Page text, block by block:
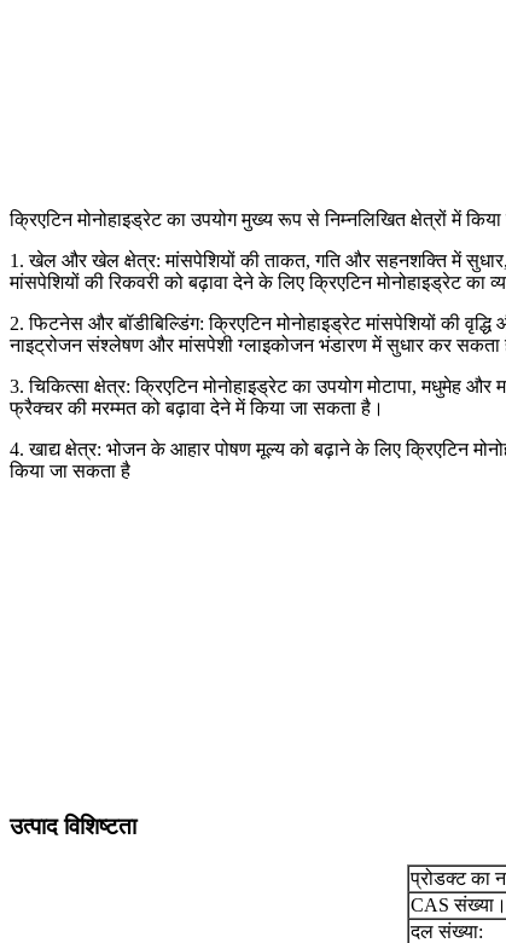
क्रिएटिन मोनोहाइड्रेट का उपयोग मुख्य रूप से निम्नलिखित क्षेत्रों में किया
1. खेल और खेल क्षेत्र: मांसपेशियों की ताकत, गति और सहनशक्ति में
मांसपेशियों की रिकवरी को बढ़ावा देने के लिए क्रिएटिन मोनोहाइड्रेट का
2. फिटनेस और बॉडीबिल्डिंग: क्रिएटिन मोनोहाइड्रेट मांसपेशियों की
नाइट्रोजन संश्लेषण और मांसपेशी ग्लाइकोजन भंडारण में सुधार कर सकता
3. चिकित्सा क्षेत्र: क्रिएटिन मोनोहाइड्रेट का उपयोग मोटापा, मधुमेह
फ्रैक्चर की मरम्मत को बढ़ावा देने में किया जा सकता है।
4. खाद्य क्षेत्र: भोजन के आहार पोषण मूल्य को बढ़ाने के लिए क्रिएटिन
किया जा सकता है
उत्पाद विशिष्टता
प्रोडक्ट का
CAS
दल संख्या: